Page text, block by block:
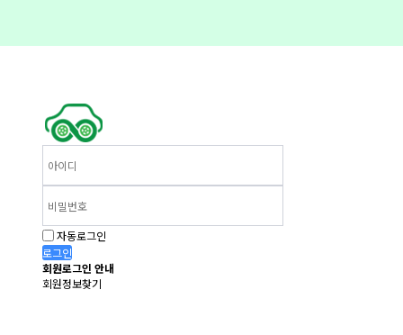
자동로그인
로그인
회원로그인 안내
회원정보찾기